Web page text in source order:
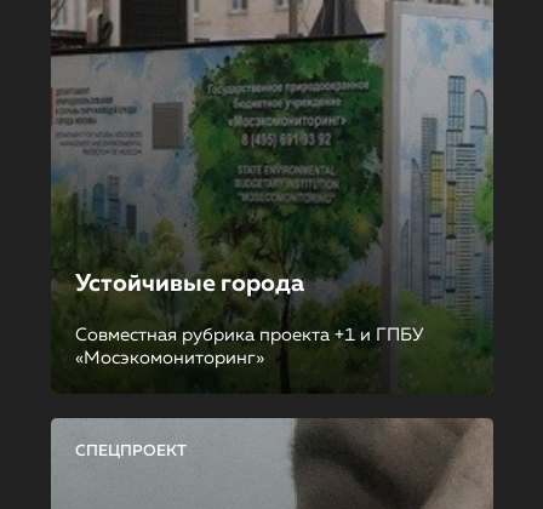
Устойчивые города
Совместная рубрика проекта +1 и ГПБУ
«Мосэкомониторинг»
СПЕЦПРОЕКТ